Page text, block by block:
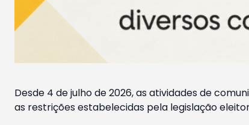
Desde 4 de julho de 2026, as atividades de
as restrições estabelecidas pela legislação